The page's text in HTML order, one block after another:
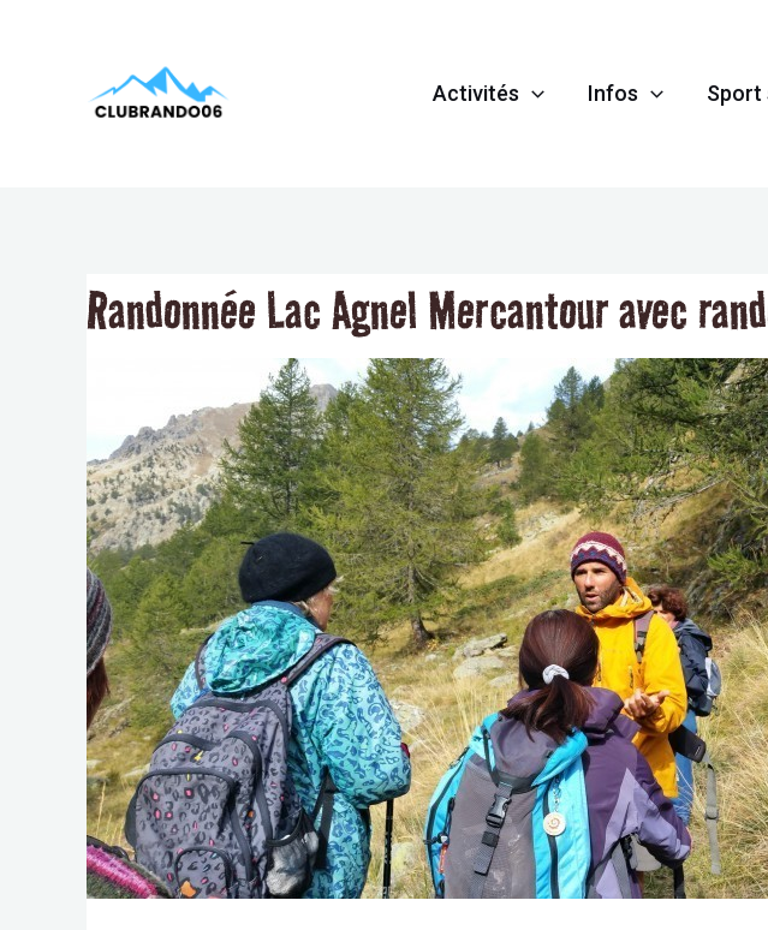
Activités Infos Sport
Randonnée Lac Agnel Mercantour avec
de
l’article